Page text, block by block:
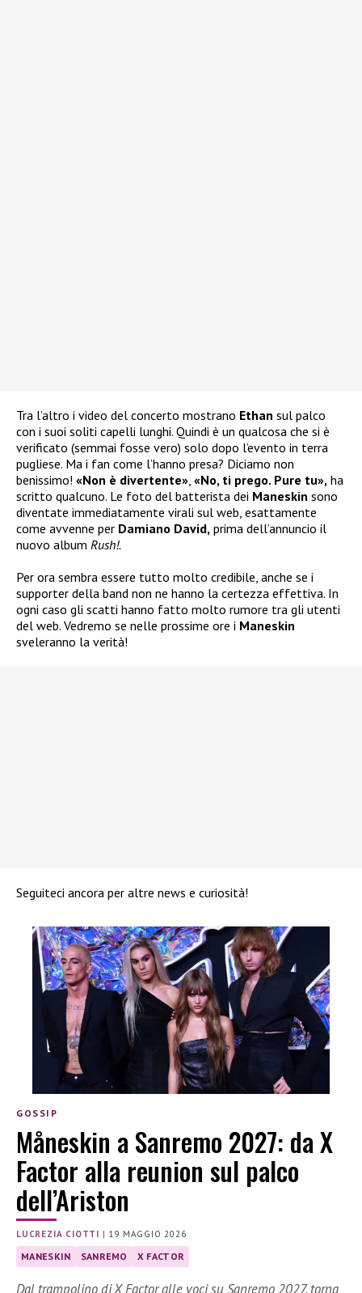
Tra l’altro i video del concerto mostrano Ethan sul palco
con i suoi soliti capelli lunghi. Quindi è un qualcosa che si è
verificato (semmai fosse vero) solo dopo l’evento in terra
pugliese. Ma i fan come l’hanno presa? Diciamo non
benissimo! «Non è divertente», «No, ti prego. Pure tu», ha
scritto qualcuno. Le foto del batterista dei Maneskin sono
diventate immediatamente virali sul web, esattamente
come avvenne per Damiano David, prima dell’annuncio il
nuovo album Rush!.
Per ora sembra essere tutto molto credibile, anche se i
supporter della band non ne hanno la certezza effettiva. In
ogni caso gli scatti hanno fatto molto rumore tra gli utenti
del web. Vedremo se nelle prossime ore i Maneskin
sveleranno la verità!
Seguiteci ancora per altre news e curiosità!
GOSSIP
Måneskin a Sanremo 2027: da X
Factor alla reunion sul palco
dell’Ariston
LUCREZIA CIOTTI | 19 MAGGIO 2026
MANESKIN SANREMO X FACTOR
Dal trampolino di X Factor alle voci su Sanremo 2027, torna